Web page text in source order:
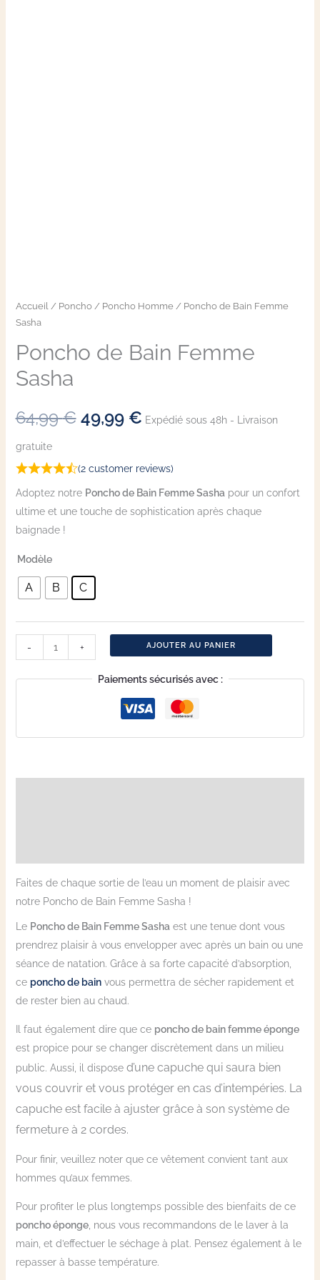
Accueil/ Poncho/ Poncho Homme/ Poncho de Bain Femme
Sasha
Poncho de Bain Femme
Sasha
64,99€ 49,99 € Expédié sous 48h - Livraison
gratuite
(2 customer reviews)
Adoptez notre Poncho de Bain Femme Sasha pour un confort
ultime et une touche de sophistication après chaque
baignade !
Modèle
A B C
- + AJOUTER AU PANIER
Paiements sécurisés avec :
Faites de chaque sortie de l’eau un moment de plaisir avec
notre Poncho de Bain Femme Sasha !
Le Poncho de Bain Femme Sashaest une tenue dont vous
prendrez plaisir à vous envelopper avec après un bain ou une
séance de natation. Grâce à sa forte capacité d’absorption,
ce poncho de bainvous permettra de sécher rapidement et
de rester bien au chaud.
Il faut également dire que ce poncho de bain femme éponge
est propice pour se changer discrètement dans un milieu
public. Aussi, il dispose d’une capuche qui saura bien
vous couvrir et vous protéger en cas d’intempéries. La
capuche est facile à ajuster grâce à son système de
fermeture à 2 cordes.
Pour finir, veuillez noter que ce vêtement convient tant aux
hommes qu’aux femmes.
Pour profiter le plus longtemps possible des bienfaits de ce
poncho éponge, nous vous recommandons de le laver à la
main, et d’effectuer le séchage à plat. Pensez également à le
repasser à basse température.